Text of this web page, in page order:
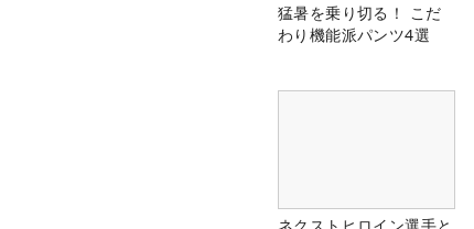
猛暑を乗り切る！ こだ
わり機能派パンツ4選